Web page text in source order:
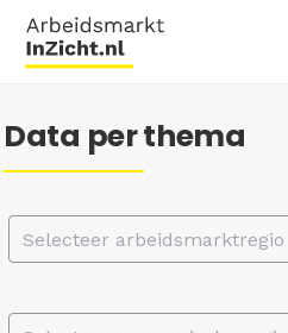
Data per thema
Selecteer arbeidsmarktregio